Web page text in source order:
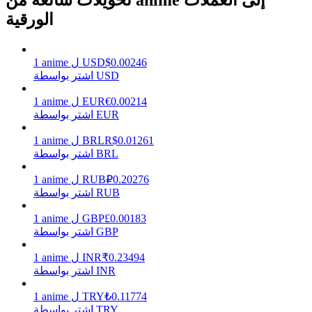
خنزير الطاقة
احصل على مكافآت تنافسية يوميًا
الورقية
1 anime ل USD$0.00246
اشتر بواسطة USD
1 anime ل EUR€0.00214
اشتر بواسطة EUR
1 anime ل BRLR$0.01261
اشتر بواسطة BRL
1 anime ل RUB₽0.20276
اشتر بواسطة RUB
1 anime ل GBP£0.00183
اشتر بواسطة GBP
1 anime ل INR₹0.23494
اشتر بواسطة INR
1 anime ل TRY₺0.11774
اشتر بواسطة TRY